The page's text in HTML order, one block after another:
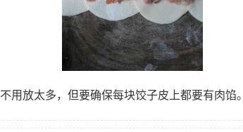
用放太多，但要确保每块饺子皮上都要有肉馅。